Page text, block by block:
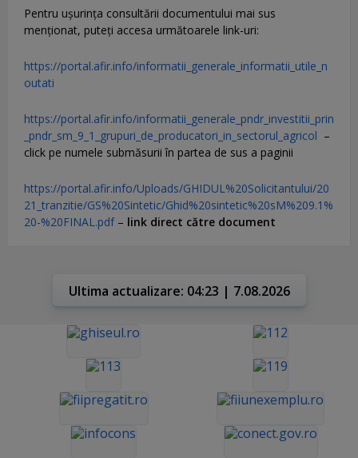
Pentru uşurinţa consultării documentului mai sus
menţionat, puteţi accesa următoarele link-uri:
https://portal.afir.info/informatii_generale_informatii_utile_n
outati
https://portal.afir.info/informatii_generale_pndr_investitii_prin
_pndr_sm_9_1_grupuri_de_producatori_in_sectorul_agricol –
click pe numele submăsurii în partea de sus a paginii
https://portal.afir.info/Uploads/GHIDUL%20Solicitantului/20
21_tranzitie/GS%20Sintetic/Ghid%20sintetic%20sM%209.1%
20-%20FINAL.pdf– link direct către document
Ultima actualizare: 04:23 | 7.08.2026